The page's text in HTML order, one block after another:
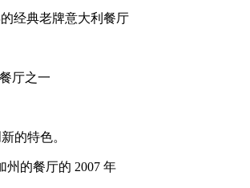
经典老牌意大利餐厅
厅之一
的特色。
州的餐厅的 2007 年